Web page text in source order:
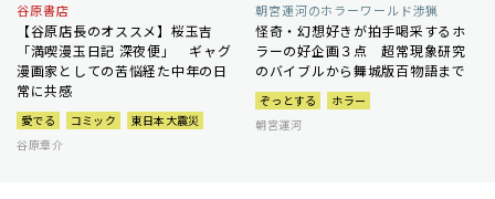
谷原書店
【谷原店長のオススメ】桜玉吉
「満喫漫玉日記 深夜便」 ギャグ
漫画家としての苦悩経た中年の日
常に共感
愛でる コミック
東日本大震災
谷原章介
朝宮運河のホラーワールド渉猟
怪奇・幻想好きが拍手喝采するホ
ラーの好企画３点 超常現象研究
のバイブルから舞城版百物語まで
ぞっとする
ホラー
朝宮運河